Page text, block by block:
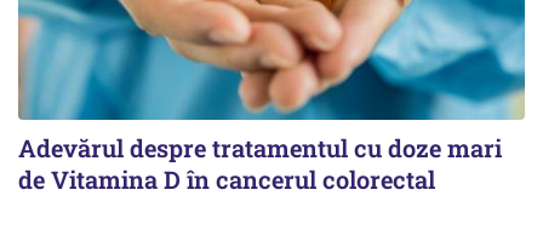
Adevărul despre tratamentul cu doze mari
de Vitamina D în cancerul colorectal